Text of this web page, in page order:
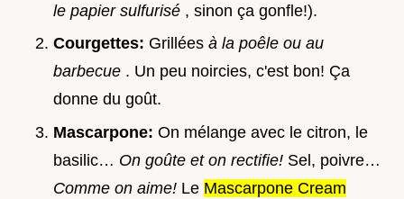
le papier sulfurisé , sinon ça gonfle!).
Courgettes: Grillées à la poêle ou au
barbecue . Un peu noircies, c'est bon! Ça
donne du goût.
Mascarpone: On mélange avec le citron, le
basilic… On goûte et on rectifie! Sel, poivre…
Comme on aime! Le Mascarpone Cream